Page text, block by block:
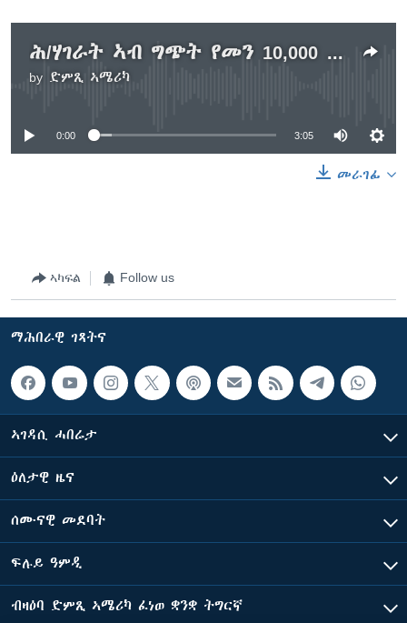
ሕ/ሃገራት ኣብ ግጭት የመን 10,000 ህፃናት ተቐቲሎምን ኣካሎም ጎዲሉን ኢሉ
by ድምጺ ኣሜሪካ
No media source currently available
0:00 3:05
መራገፊ
ኣካፍል Follow us
ማሕበራዊ ገጻትና
ኣገዳሲ ሓበሬታ
ዕለታዊ ዜና
ሰሙናዊ መደባት
ፍሉይ ዓምዲ
ብዛዕባ ድምጺ ኣሜሪካ ፈነወ ቋንቋ ትግርኛ